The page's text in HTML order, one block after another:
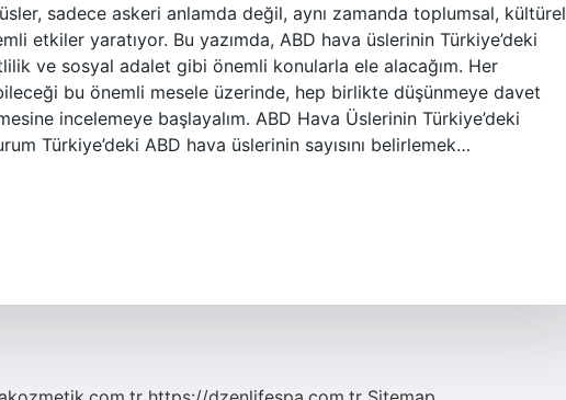
sadece askeri anlamda değil, aynı zamanda toplumsal, kültürel
etkiler yaratıyor. Bu yazımda, ABD hava üslerinin Türkiye’deki
ve sosyal adalet gibi önemli konularla ele alacağım. Her
bu önemli mesele üzerinde, hep birlikte düşünmeye davet
incelemeye başlayalım. ABD Hava Üslerinin Türkiye’deki
Türkiye’deki ABD hava üslerinin sayısını belirlemek…